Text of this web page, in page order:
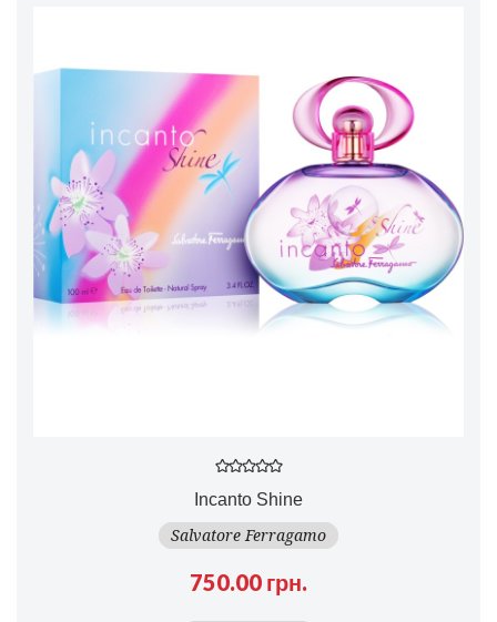
Incanto Shine
Salvatore Ferragamo
750.00 грн.